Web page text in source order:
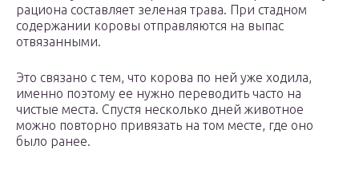
рациона составляет зеленая трава. При стадном
содержании коровы отправляются на выпас
отвязанными.
Это связано с тем, что корова по ней уже ходила,
именно поэтому ее нужно переводить часто на
чистые места. Спустя несколько дней животное
можно повторно привязать на том месте, где оно
было ранее.